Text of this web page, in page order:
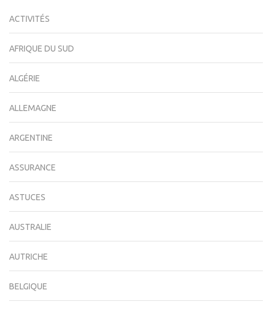
ACTIVITÉS
AFRIQUE DU SUD
ALGÉRIE
ALLEMAGNE
ARGENTINE
ASSURANCE
ASTUCES
AUSTRALIE
AUTRICHE
BELGIQUE